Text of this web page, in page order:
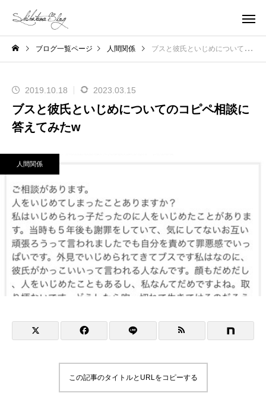
ブログ一覧ページ 人間関係 ブスと彼氏といじめについてのコピペ相談に答えてみたw
2019.10.18 2023.03.15
ブスと彼氏といじめについてのコピペ相談に
答えてみたw
人間関係
この記事のタイトルとURLをコピーする